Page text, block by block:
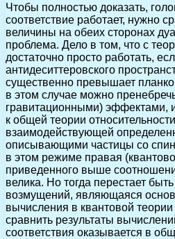
Чтобы полностью доказать,
соответствие работает, нужно
величины на обеих сторонах
проблема. Дело в том, что с
достаточно просто работать,
антидеситтеровского
существенно превышает
в этом случае можно
гравитационными) эффектами,
к общей теории
взаимодействующей
описывающими частицы со
в этом режиме правая
приведенного выше
велика. Но тогда перестает
возмущений, являющаяся
вычисления в квантовой теории
сравнить результаты
соответствия оказывается в